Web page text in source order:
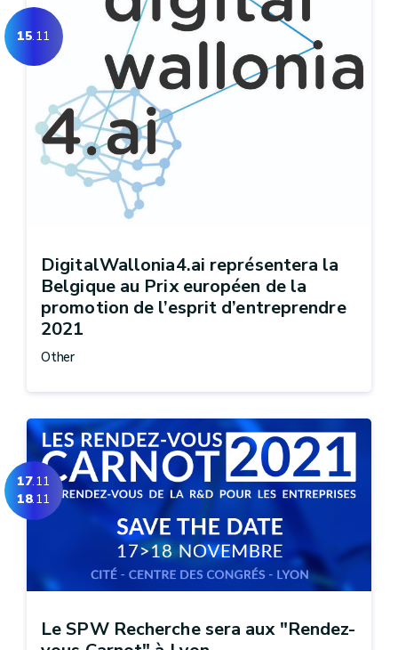
15.11
DigitalWallonia4.ai représentera la
Belgique au Prix européen de la
promotion de l’esprit d’entreprendre
2021
Other
17.11
18.11
Le SPW Recherche sera aux "Rendez-